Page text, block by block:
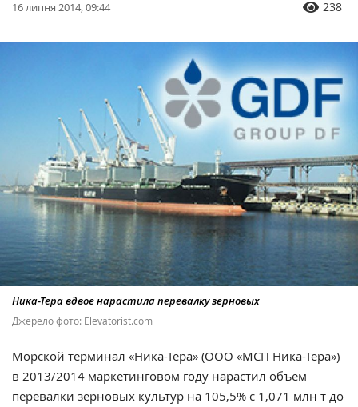
16 липня 2014, 09:44 238
Ника-Тера вдвое нарастила перевалку зерновых
Джерело фото: Elevatorist.com
Морской терминал «Ника-Тера» (ООО «МСП Ника-Тера»)
в 2013/2014 маркетинговом году нарастил объем
перевалки зерновых культур на 105,5% с 1,071 млн т до